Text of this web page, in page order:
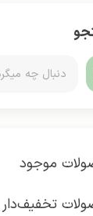
موجود
تخفیف‌دار